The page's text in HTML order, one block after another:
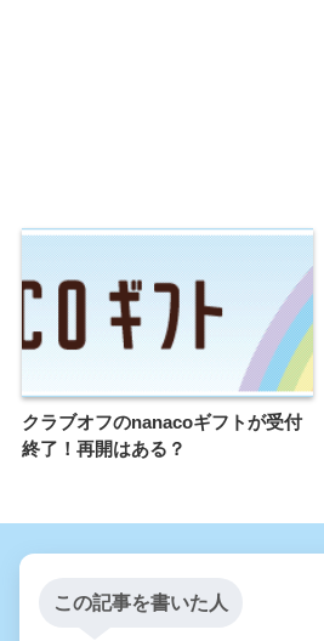
クラブオフのnanacoギフトが受付
終了！再開はある？
この記事を書いた人